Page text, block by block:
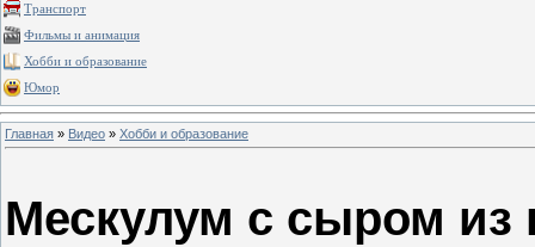
Транспорт
Фильмы и анимация
Хобби и образование
Юмор
Главная » Видео » Хобби и образование
Мескулум с сыром из